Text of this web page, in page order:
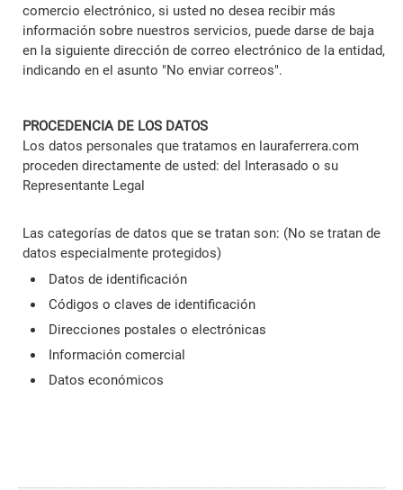
comercio electrónico, si usted no desea recibir más
información sobre nuestros servicios, puede darse de baja
en la siguiente dirección de correo electrónico de la entidad,
indicando en el asunto "No enviar correos".
PROCEDENCIA DE LOS DATOS
Los datos personales que tratamos en lauraferrera.com
proceden directamente de usted: del Interasado o su
Representante Legal
Las categorías de datos que se tratan son: (No se tratan de
datos especialmente protegidos)
Datos de identificación
Códigos o claves de identificación
Direcciones postales o electrónicas
Información comercial
Datos económicos